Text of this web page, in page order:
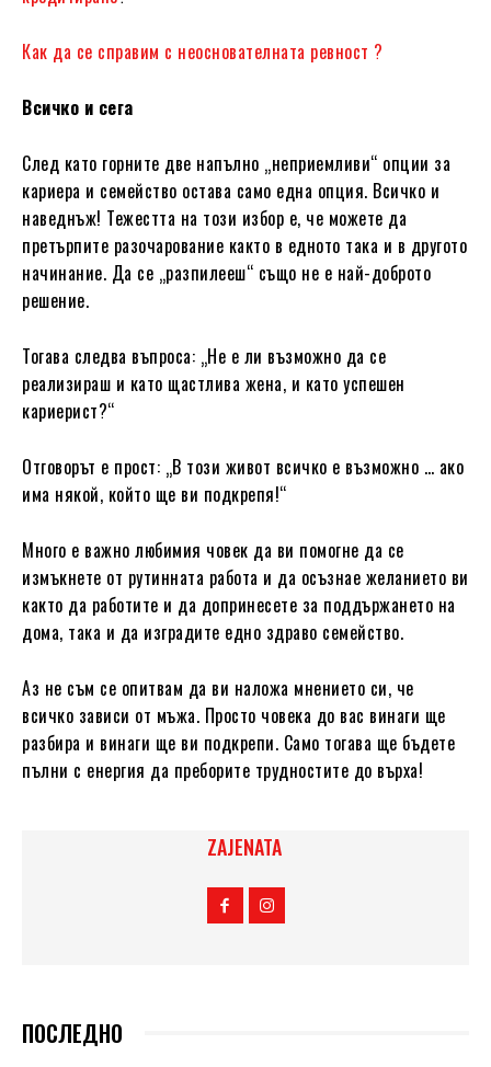
Как да се справим с неоснователната ревност ?
Всичко и сега
След като горните две напълно „неприемливи“ опции за
кариера и семейство остава само една опция. Всичко и
наведнъж! Тежестта на този избор е, че можете да
претърпите разочарование както в едното така и в другото
начинание. Да се „разпилееш“ също не е най-доброто
решение.
Тогава следва въпроса: „Не е ли възможно да се
реализираш и като щастлива жена, и като успешен
кариерист?“
Отговорът е прост: „В този живот всичко е възможно … ако
има някой, който ще ви подкрепя!“
Много е важно любимия човек да ви помогне да се
измъкнете от рутинната работа и да осъзнае желанието ви
както да работите и да допринесете за поддържането на
дома, така и да изградите едно здраво семейство.
Аз не съм се опитвам да ви наложа мнението си, че
всичко зависи от мъжа. Просто човека до вас винаги ще
разбира и винаги ще ви подкрепи. Само тогава ще бъдете
пълни с енергия да преборите трудностите до върха!
ZAJENATA
ПОСЛЕДНО